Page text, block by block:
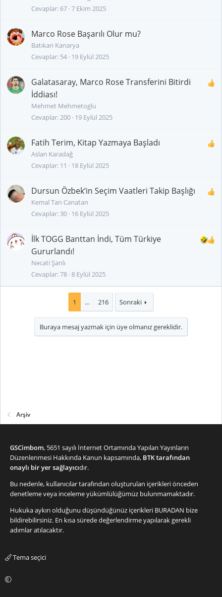
Cevaplar 67 7 Ekim 2025
Marco Rose Başarılı Olur mu?
Batıkan Kanarya
Cevaplar 54 19 Eylül 2025
Galatasaray, Marco Rose Transferini Bitirdi
İddiası!
Mehmet Mehmetoglu
Cevaplar 200 19 Eylül 2025
Fatih Terim, Kitap Yazmaya Başladı
Aslan Karadağ
Cevaplar 11 18 Eylül 2025
Dursun Özbek‘in Seçim Vaatleri Takip Başlığı
Kemal Tan Canatan
Cevaplar 30 16 Eylül 2025
İlk TOGG Banttan İndi, Tüm Türkiye
Gururlandı!
Necati Şanlı
Cevaplar 78 8 Eylül 2025
1 … 216 Sonraki
Buraya mesaj yazmak için üye olmanız gereklidir.
Arşiv
GSCimbom, 5651 sayılı İnternet Ortamında Yapılan Yayınların
Düzenlenmesi Hakkında Kanun kapsamında, BTK tarafından
onaylı bir yer sağlayıcıdır.
Bu nedenle, kullanıcılar tarafından oluşturulan içerikleri önceden
denetleme veya inceleme yükümlülüğümüz bulunmamaktadır.
Hukuka aykırı olduğunu düşündüğünüz içerikleri BURADAN bize
bildirebilirsiniz. En kısa sürede değerlendirme yapılarak gerekli
adımlar atılacaktır.
Tema seçici